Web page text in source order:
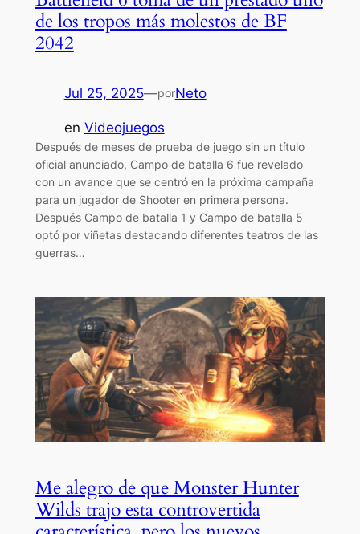
de los tropos más molestos de BF
2042
Jul 25, 2025—porNeto
en Videojuegos
Después de meses de prueba de juego sin un título
oficial anunciado, Campo de batalla 6 fue revelado
con un avance que se centró en la próxima campaña
para un jugador de Shooter en primera persona.
Después Campo de batalla 1 y Campo de batalla 5
optó por viñetas destacando diferentes teatros de las
guerras…
Me alegro de que Monster Hunter
Wilds trajo esta controvertida